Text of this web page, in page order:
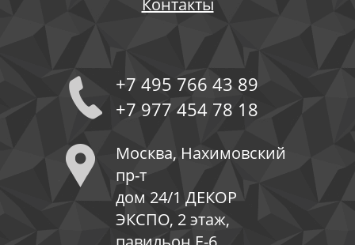
Контакты
+7 495 766 43 89
+7 977 454 78 18
Москва, Нахимовский
пр-т
дом 24/1 ДЕКОР
ЭКСПО, 2 этаж,